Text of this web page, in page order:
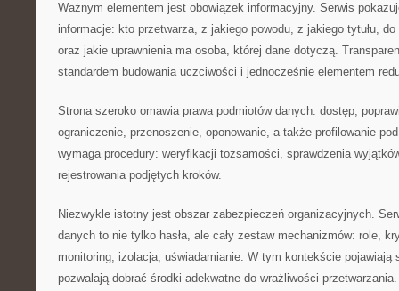
Ważnym elementem jest obowiązek informacyjny. Serwis
informacje: kto przetwarza, z jakiego powodu, z jakiego tytułu,
oraz jakie uprawnienia ma osoba, której dane dotyczą.
standardem budowania uczciwości i jednocześnie elementem
Strona szeroko omawia prawa podmiotów danych: dostęp,
ograniczenie, przenoszenie, oponowanie, a także profilowanie
wymaga procedury: weryfikacji tożsamości, sprawdzenia
rejestrowania podjętych kroków.
Niezwykle istotny jest obszar zabezpieczeń organizacyjnych.
danych to nie tylko hasła, ale cały zestaw mechanizmów: role,
monitoring, izolacja, uświadamianie. W tym kontekście
pozwalają dobrać środki adekwatne do wrażliwości przetwarzania.